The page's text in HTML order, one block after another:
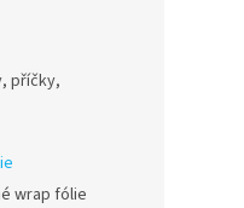
příčky,
wrap fólie